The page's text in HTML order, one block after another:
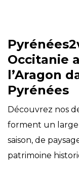
Occitanie
l’Aragon
Pyrénées
Découvrez nos
forment un large
saison, de
patrimoine